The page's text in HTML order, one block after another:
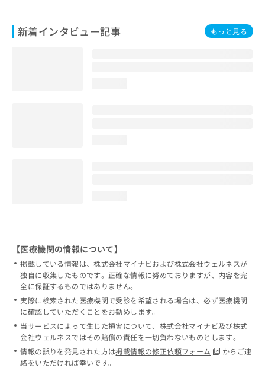
新着インタビュー記事 もっと見る
【医療機関の情報について】
掲載している情報は、株式会社マイナビおよび株式会社ウェルネスが
独自に収集したものです。正確な情報に努めておりますが、内容を完
全に保証するものではありません。
実際に検索された医療機関で受診を希望される場合は、必ず医療機関
に確認していただくことをお勧めします。
当サービスによって生じた損害について、株式会社マイナビ及び株式
会社ウェルネスではその賠償の責任を一切負わないものとします。
情報の誤りを発見された方は掲載情報の修正依頼フォーム
からご連
絡をいただければ幸いです。